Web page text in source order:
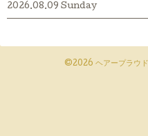
2026.08.09 Sunday
©2026 ヘアープラウド